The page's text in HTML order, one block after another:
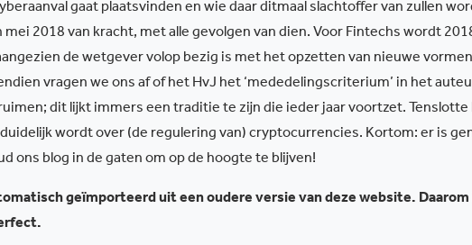
gaat plaatsvinden en wie daar ditmaal slachtoffer van zullen
mei 2018 van kracht, met alle gevolgen van dien. Voor Fintechs wordt
de wetgever volop bezig is met het opzetten van nieuwe
vragen we ons af of het HvJ het ‘mededelingscriterium’ in het
dit lijkt immers een traditie te zijn die ieder jaar voortzet. Tenslotte
wordt over (de regulering van) cryptocurrencies. Kortom: er is
ons blog in de gaten om op de hoogte te blijven!
geïmporteerd uit een oudere versie van deze website.